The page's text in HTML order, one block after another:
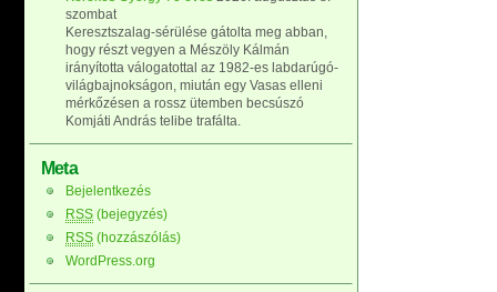
szombat
Keresztszalag-sérülése gátolta meg abban,
hogy részt vegyen a Mészöly Kálmán
irányította válogatottal az 1982-es labdarúgó-
világbajnokságon, miután egy Vasas elleni
mérkőzésen a rossz ütemben becsúszó
Komjáti András telibe trafálta.
Meta
Bejelentkezés
RSS (bejegyzés)
RSS (hozzászólás)
WordPress.org